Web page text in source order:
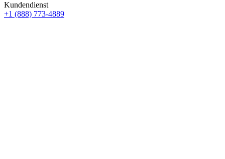
Kundendienst
+1 (888) 773-4889